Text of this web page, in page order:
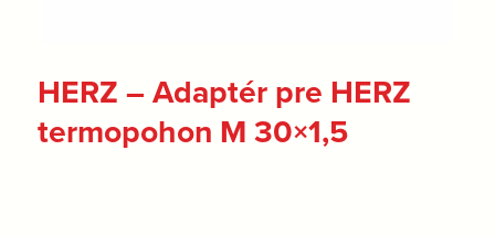
HERZ – Adaptér pre HERZ
termopohon M 30×1,5